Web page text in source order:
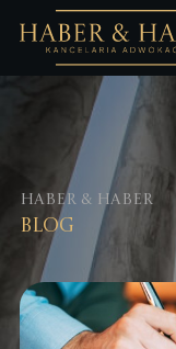
Haber & Haber
Blog